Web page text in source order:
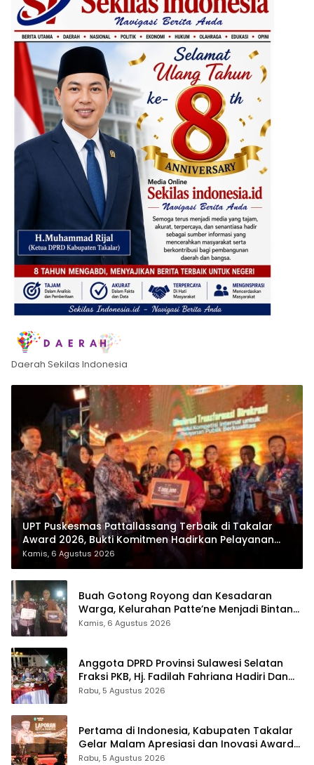
Daerah Sekilas Indonesia
UPT Puskesmas Pattallassang Terbaik di Takalar
Award 2026, Bukti Komitmen Hadirkan Pelayanan
Kesehatan Berkualitas
Kamis, 6 Agustus 2026
Buah Gotong Royong dan Kesadaran
Warga, Kelurahan Patte’ne Menjadi Bintang
Takalar Award 2026
Kamis, 6 Agustus 2026
Anggota DPRD Provinsi Sulawesi Selatan
Fraksi PKB, Hj. Fadilah Fahriana Hadiri Dan
Beri Apresiasi : Takalar Menyalakan Lentera
Rabu, 5 Agustus 2026
Pertama di Indonesia, Kabupaten Takalar
Gelar Malam Apresiasi dan Inovasi Award
2026: Panggung Penghargaan bagi
Rabu, 5 Agustus 2026